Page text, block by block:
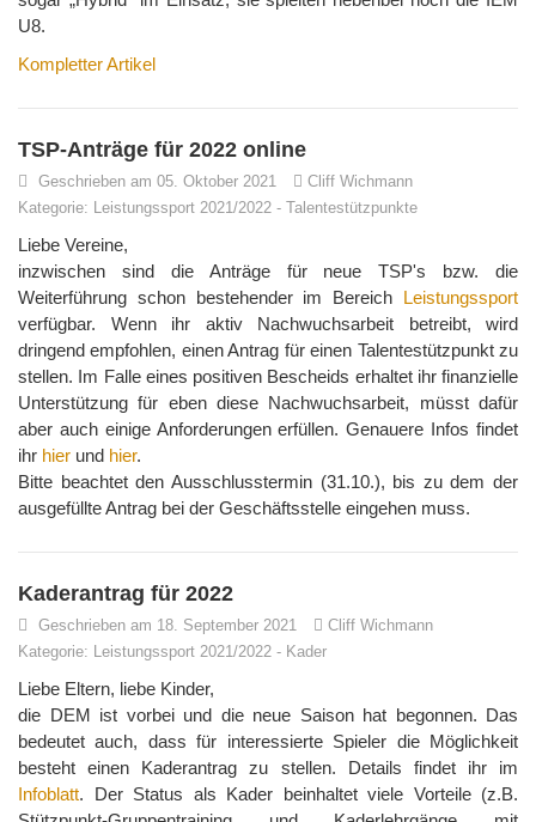
U8.
Kompletter Artikel
TSP-Anträge für 2022 online
Geschrieben am 05. Oktober 2021
Cliff Wichmann
Kategorie: Leistungssport 2021/2022 - Talentestützpunkte
Liebe Vereine,
inzwischen sind die Anträge für neue TSP's bzw. die
Weiterführung schon bestehender im Bereich Leistungssport
verfügbar. Wenn ihr aktiv Nachwuchsarbeit betreibt, wird
dringend empfohlen, einen Antrag für einen Talentestützpunkt zu
stellen. Im Falle eines positiven Bescheids erhaltet ihr finanzielle
Unterstützung für eben diese Nachwuchsarbeit, müsst dafür
aber auch einige Anforderungen erfüllen. Genauere Infos findet
ihr hier und hier.
Bitte beachtet den Ausschlusstermin (31.10.), bis zu dem der
ausgefüllte Antrag bei der Geschäftsstelle eingehen muss.
Kaderantrag für 2022
Geschrieben am 18. September 2021
Cliff Wichmann
Kategorie: Leistungssport 2021/2022 - Kader
Liebe Eltern, liebe Kinder,
die DEM ist vorbei und die neue Saison hat begonnen. Das
bedeutet auch, dass für interessierte Spieler die Möglichkeit
besteht einen Kaderantrag zu stellen. Details findet ihr im
Infoblatt. Der Status als Kader beinhaltet viele Vorteile (z.B.